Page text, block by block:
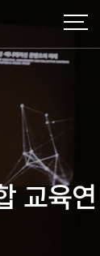
교육연